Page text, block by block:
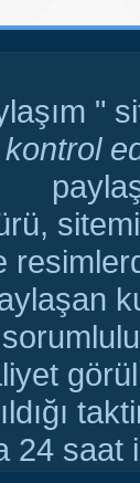
"
kontrol
24 saat